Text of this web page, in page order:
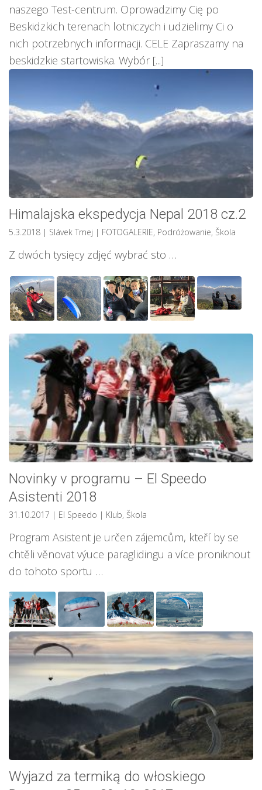
naszego Test-centrum. Oprowadzimy Cię po
Beskidzkich terenach lotniczych i udzielimy Ci o
nich potrzebnych informacji. CELE Zapraszamy na
beskidzkie startowiska. Wybór [...]
Himalajska ekspedycja Nepal 2018 cz.2
5.3.2018 | Slávek Tmej | FOTOGALERIE, Podróżowanie, Škola
Z dwóch tysięcy zdjęć wybrać sto …
Novinky v programu – El Speedo
Asistenti 2018
31.10.2017 | El Speedo | Klub, Škola
Program Asistent je určen zájemcům, kteří by se
chtěli věnovat výuce paraglidingu a více proniknout
do tohoto sportu …
Wyjazd za termiką do włoskiego